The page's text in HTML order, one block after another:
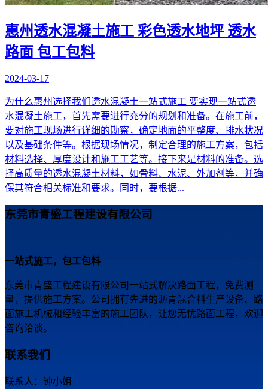
惠州透水混凝土施工 彩色透水地坪 透水
路面 包工包料
2024-03-17
为什么惠州选择我们透水混凝土一站式施工 要实现一站式透
水混凝土施工，首先需要进行充分的规划和准备。在施工前，
要对施工现场进行详细的勘察，确定地面的平整度、排水状况
以及基础条件等。根据现场情况，制定合理的施工方案，包括
材料选择、厚度设计和施工工艺等。接下来是材料的准备。选
择高质量的透水混凝土材料，如骨料、水泥、外加剂等，并确
保其符合相关标准和要求。同时，要根据...
东莞市青盛工程建设有限公司
一站式施工，包工包料
东莞市青盛工程建设有限公司一站式解决路面工程，免费测
量，提供施工方案。公司拥有先进的沥青混合料生产设备、路
面施工机械和经验丰富的施工团队，让您无忧路面工程，欢迎
咨询洽谈。
联系我们
联系人：钟小姐